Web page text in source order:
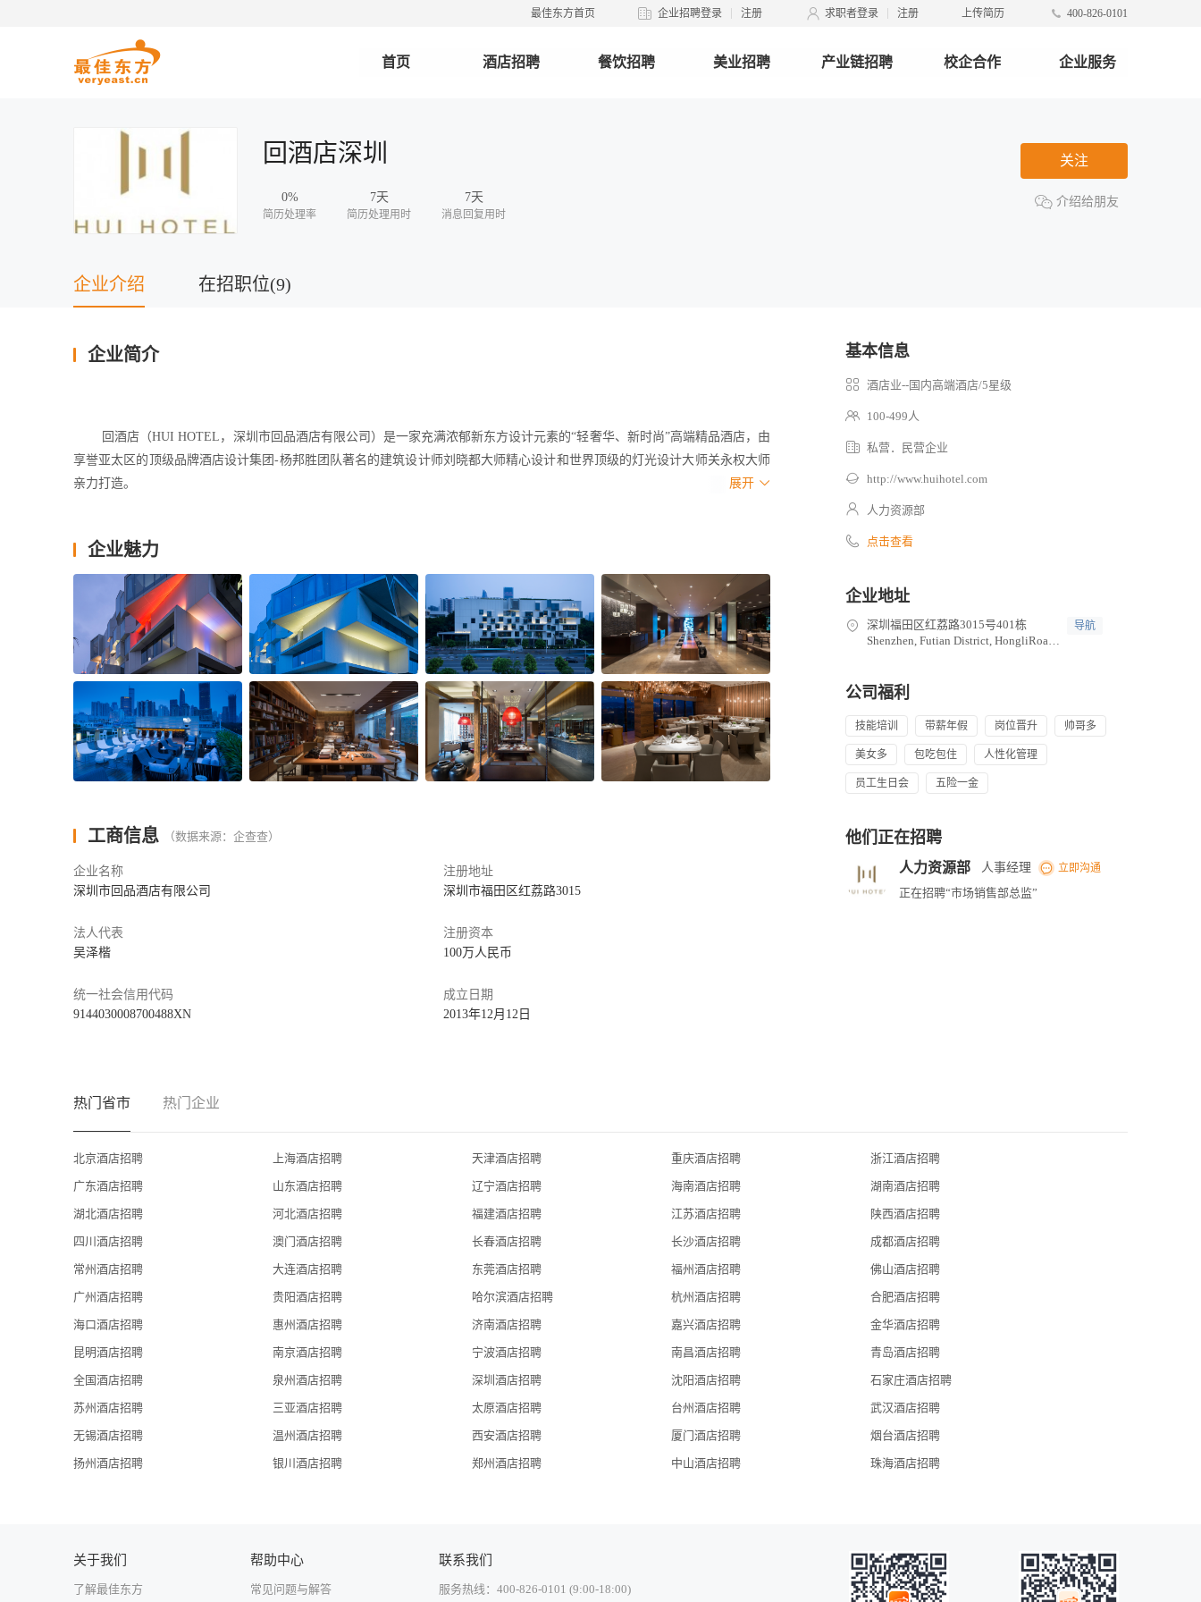
最佳东方首页 企业招聘登录 注册 求职者登录 注册 上传简历 400-826-0101
首页 酒店招聘 餐饮招聘 美业招聘 产业链招聘 校企合作 企业服务
回酒店深圳
0%
简历处理率
7天
简历处理用时
7天
消息回复用时
关注
介绍给朋友
企业介绍 在招职位(9)
企业简介
回酒店（HUI HOTEL，深圳市回品酒店有限公司）是一家充满浓郁新东方设计元素的“轻奢华、新时尚”高端精品酒店，由
享誉亚太区的顶级品牌酒店设计集团-杨邦胜团队著名的建筑设计师刘晓都大师精心设计和世界顶级的灯光设计大师关永权大师
亲力打造。
慕思床垫、日本定制立式旋转衣柜、来自意大利的奢侈品牌宝格丽沐浴套装、SUPER SIZE全包围的热带雨林花洒、瑞士
NESPREO 全自动胶囊咖啡机、室内场景光控系统和高速网络等），致力为宾客提供轻奢舒适的休憩之地。
展开
企业魅力
工商信息 （数据来源：企查查）
企业名称
深圳市回品酒店有限公司
注册地址
深圳市福田区红荔路3015
法人代表
吴泽楷
注册资本
100万人民币
统一社会信用代码
9144030008700488XN
成立日期
2013年12月12日
基本信息
酒店业--国内高端酒店/5星级
100-499人
私营．民营企业
http://www.huihotel.com
人力资源部
点击查看
企业地址
深圳福田区红荔路3015号401栋
Shenzhen, Futian District, HongliRoad
导航
公司福利
技能培训 带薪年假 岗位晋升 帅哥多
美女多 包吃包住 人性化管理
员工生日会 五险一金
他们正在招聘
人力资源部 人事经理 立即沟通
正在招聘“市场销售部总监”
热门省市 热门企业
北京酒店招聘 上海酒店招聘 天津酒店招聘 重庆酒店招聘 浙江酒店招聘
广东酒店招聘 山东酒店招聘 辽宁酒店招聘 海南酒店招聘 湖南酒店招聘
湖北酒店招聘 河北酒店招聘 福建酒店招聘 江苏酒店招聘 陕西酒店招聘
四川酒店招聘 澳门酒店招聘 长春酒店招聘 长沙酒店招聘 成都酒店招聘
常州酒店招聘 大连酒店招聘 东莞酒店招聘 福州酒店招聘 佛山酒店招聘
广州酒店招聘 贵阳酒店招聘 哈尔滨酒店招聘 杭州酒店招聘 合肥酒店招聘
海口酒店招聘 惠州酒店招聘 济南酒店招聘 嘉兴酒店招聘 金华酒店招聘
昆明酒店招聘 南京酒店招聘 宁波酒店招聘 南昌酒店招聘 青岛酒店招聘
全国酒店招聘 泉州酒店招聘 深圳酒店招聘 沈阳酒店招聘 石家庄酒店招聘
苏州酒店招聘 三亚酒店招聘 太原酒店招聘 台州酒店招聘 武汉酒店招聘
无锡酒店招聘 温州酒店招聘 西安酒店招聘 厦门酒店招聘 烟台酒店招聘
扬州酒店招聘 银川酒店招聘 郑州酒店招聘 中山酒店招聘 珠海酒店招聘
关于我们
了解最佳东方
帮助中心
常见问题与解答
联系我们
服务热线：400-826-0101 (9:00-18:00)